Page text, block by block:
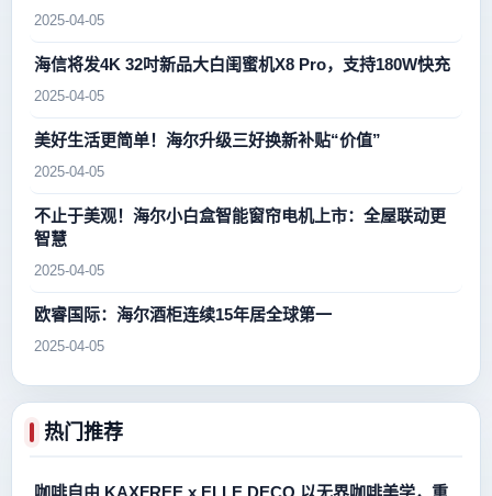
2025-04-05
海信将发4K 32吋新品大白闺蜜机X8 Pro，支持180W快充
2025-04-05
美好生活更简单！海尔升级三好换新补贴“价值”
2025-04-05
不止于美观！海尔小白盒智能窗帘电机上市：全屋联动更
智慧
2025-04-05
欧睿国际：海尔酒柜连续15年居全球第一
2025-04-05
热门推荐